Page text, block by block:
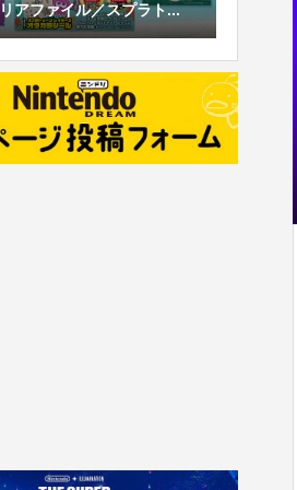
アファイル／スプラト...